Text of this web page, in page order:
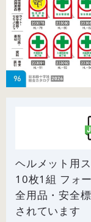
ヘルメット用
10枚1組 フォ
全用品・安全
されています